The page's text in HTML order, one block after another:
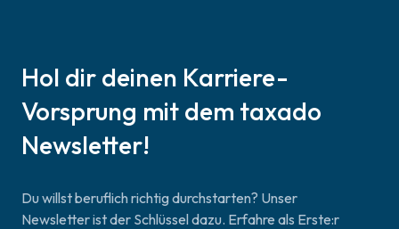
Hol dir deinen Karriere-
Vorsprung mit dem taxado
Newsletter!
Du willst beruflich richtig durchstarten? Unser
Newsletter ist der Schlüssel dazu. Erfahre als Erste:r